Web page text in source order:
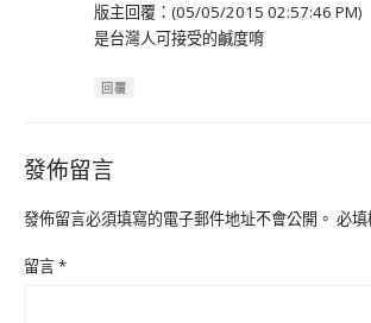
版主回覆：(05/05/2015 02:57:46 PM)
是台灣人可接受的鹹度唷
回覆
發佈留言
發佈留言必須填寫的電子郵件地址不會公開。 必
留言*